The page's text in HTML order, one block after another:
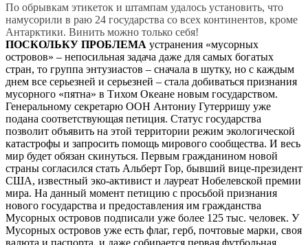
По обрывкам этикеток и штампам удалось установить, что
намусорили в раю 24 государства со всех континентов, кроме
Антарктики. Винить можно только себя!
ПОСКОЛЬКУ ПРОБЛЕМА устранения «мусорных
островов» – непосильная задача даже для самых богатых
стран, то группа энтузиастов – сначала в шутку, но с каждым
днем все серьезней и серьезней – стала добиваться признания
мусорного «пятна» в Тихом Океане новым государством.
Генеральному секретарю ООН Антониу Гутерришу уже
подана соответствующая петиция. Статус государства
позволит объявить на этой территории режим экологической
катастрофы и запросить помощь мирового сообщества. И весь
мир будет обязан скинуться. Первым гражданином новой
страны согласился стать Альберт Гор, бывший вице-президент
США, известный эко-активист и лауреат Нобелевской премии
мира. На данный момент петицию с просьбой признания
нового государства и предоставления им гражданства
Мусорных островов подписали уже более 125 тыс. человек. У
Мусорных островов уже есть флаг, герб, почтовые марки, своя
валюта и паспорта, и даже собирается первая футбольная